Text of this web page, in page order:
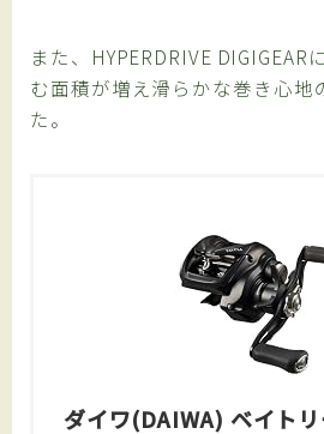
また、HYPERDRIVE DIGIGEAR
む面積が増え滑らかな巻き心地
た。
ダイワ(DAIWA) ベイト